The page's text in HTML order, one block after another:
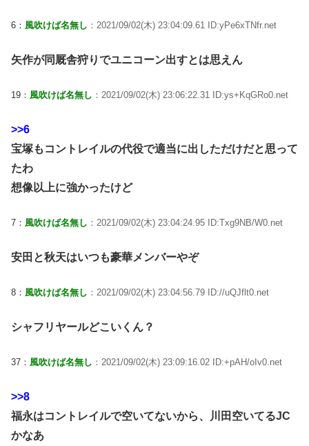
6： 風吹けば名無し ：2021/09/02(木) 23:04:09.61 ID:yPe6xTNfr.net
矢作が同厩舎狩りでユニコーン出すとは思えん
19： 風吹けば名無し ：2021/09/02(木) 23:06:22.31 ID:ys+KqGRo0.net
>>6
宝塚もコントレイルの代役で適当に出しただけだと思って
たわ
想像以上に強かったけど
7： 風吹けば名無し ：2021/09/02(木) 23:04:24.95 ID:Txg9NB/W0.net
安田と秋天はいつも豪華メンバーやぞ
8： 風吹けば名無し ：2021/09/02(木) 23:04:56.79 ID://uQJflt0.net
シャフリヤールどこいくん？
37： 風吹けば名無し ：2021/09/02(木) 23:09:16.02 ID:+pAH/oIv0.net
>>8
福永はコントレイルで空いてないから、川田空いてるJC
かなあ